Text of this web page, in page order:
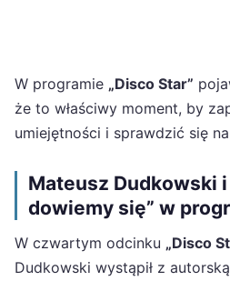
W programie „Disco Star”
że to właściwy moment, by
umiejętności i sprawdzić się
Mateusz Dudkowski
dowiemy się” w
W czwartym odcinku „Disco
Dudkowski wystąpił z